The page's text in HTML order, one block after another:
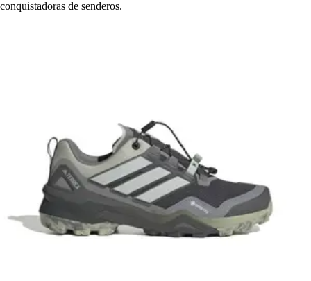
conquistadoras de senderos.